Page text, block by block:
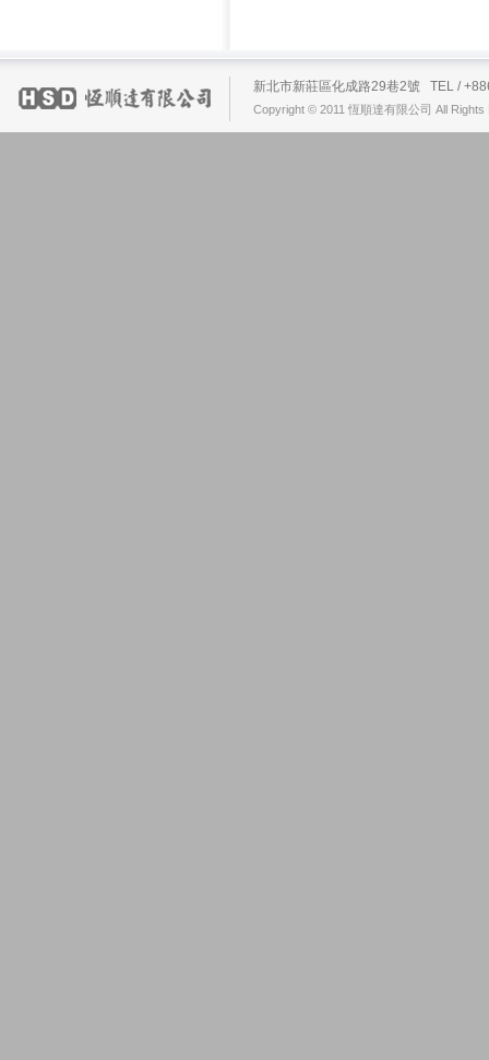
新北市新莊區化成路29巷2號 TEL /
Copyright © 2011 恆順達有限公司 All